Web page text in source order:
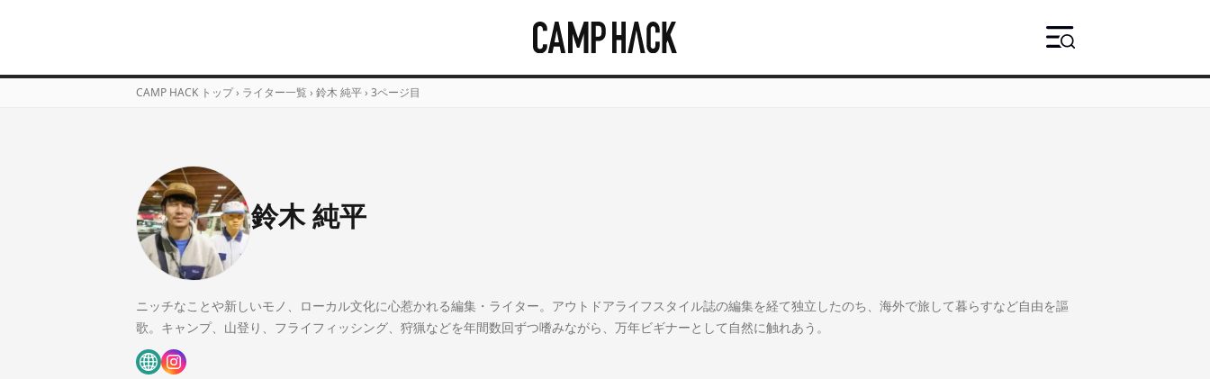
CAMP HACK トップ › ライター一覧 › 鈴木 純平› 3ページ目
鈴木 純平
ニッチなことや新しいモノ、ローカル文化に心惹かれる編集・ライター。アウトドアライフスタイル誌の編集を経て独立したのち、海外で旅して暮らすなど自由を謳
歌。キャンプ、山登り、フライフィッシング、狩猟などを年間数回ずつ嗜みながら、万年ビギナーとして自然に触れあう。